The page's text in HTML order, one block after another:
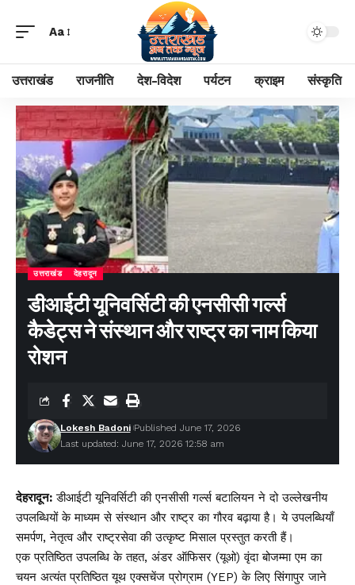
Aa
उत्तराखंड राजनीति देश-विदेश पर्यटन क्राइम संस्कृति
उत्तराखंड देहरादून
डीआईटी यूनिवर्सिटी की एनसीसी गर्ल्स
कैडेट्स ने संस्थान और राष्ट्र का नाम किया
रोशन
Last updated: June 17, 2026 12:58 am
Lokesh Badoni Published June 17, 2026
देहरादून: डीआईटी यूनिवर्सिटी की एनसीसी गर्ल्स बटालियन ने दो उल्लेखनीय
उपलब्धियों के माध्यम से संस्थान और राष्ट्र का गौरव बढ़ाया है। ये उपलब्धियाँ
समर्पण, नेतृत्व और राष्ट्रसेवा की उत्कृष्ट मिसाल प्रस्तुत करती हैं।
एक प्रतिष्ठित उपलब्धि के तहत, अंडर ऑफिसर (यूओ) वृंदा बोजम्मा एम का
चयन अत्यंत प्रतिष्ठित यूथ एक्सचेंज प्रोग्राम (YEP) के लिए सिंगापुर जाने